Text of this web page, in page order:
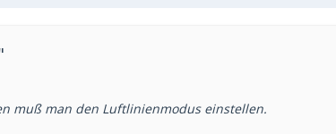
muß man den Luftlinienmodus einstellen.